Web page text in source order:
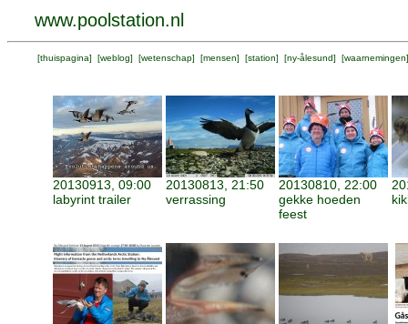
www.poolstation.nl
[thuispagina] [weblog] [wetenschap] [mensen] [station] [ny-ålesund] [waarnemingen
20130913, 09:00
labyrint trailer
20130813, 21:50
verrassing
20130810, 22:00
gekke hoeden
feest